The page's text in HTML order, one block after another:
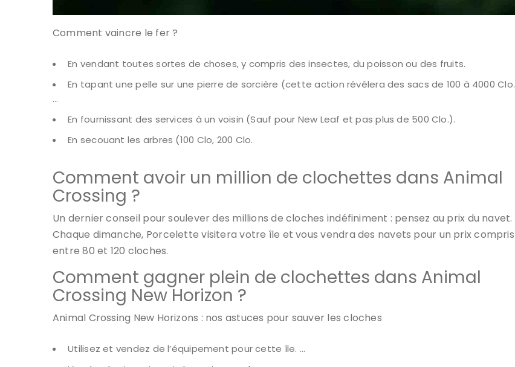
Comment vaincre le fer ?
En vendant toutes sortes de choses, y compris des insectes, du poisson ou des fruits.
En tapant une pelle sur une pierre de sorcière (cette action révélera des sacs de 100 à 4000 Clo.
…
En fournissant des services à un voisin (Sauf pour New Leaf et pas plus de 500 Clo.).
En secouant les arbres (100 Clo, 200 Clo.
Comment avoir un million de clochettes dans Animal
Crossing ?
Un dernier conseil pour soulever des millions de cloches indéfiniment : pensez au prix du navet.
Chaque dimanche, Porcelette visitera votre île et vous vendra des navets pour un prix compris
entre 80 et 120 cloches.
Comment gagner plein de clochettes dans Animal
Crossing New Horizon ?
Animal Crossing New Horizons : nos astuces pour sauver les cloches
Utilisez et vendez de l’équipement pour cette île. …